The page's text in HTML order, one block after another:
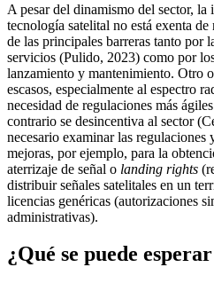
A pesar del dinamismo del sector, la
tecnología satelital no está exenta
de las principales barreras tanto por
servicios (Pulido, 2023) como por
lanzamiento y mantenimiento. Otro
escasos, especialmente al espectro
necesidad de regulaciones más
contrario se desincentiva al sector
necesario examinar las regulaciones
mejoras, por ejemplo, para la
aterrizaje de señal o landing rights
distribuir señales satelitales en un
licencias genéricas (autorizaciones
administrativas).
¿Qué se puede